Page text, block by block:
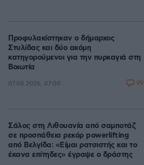
Προφυλακίστηκαν ο δήμαρχος
Στυλίδας και δύο ακόμη
κατηγορούμενοι για την πυρκαγιά στη
Βοιωτία
07.08.2026, 07:00 99
Σάλος στη Λιθουανία από σαμποτάζ
σε προσπάθεια ρεκόρ powerlifting
από Βελγίδα: «Είμαι ρατσιστής και το
έκανα επίτηδες» έγραψε ο δράστης